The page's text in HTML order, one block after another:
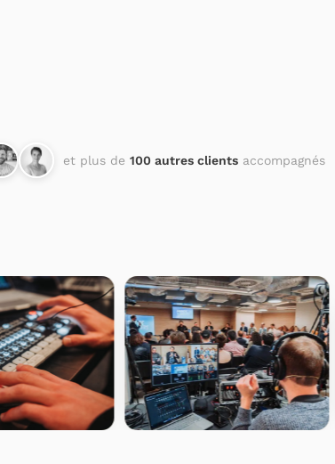
et plus de 100 autres clientsaccompagnés